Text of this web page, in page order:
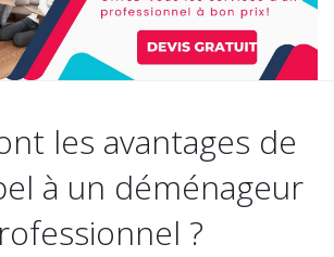
les avantages de
à un déménageur
?